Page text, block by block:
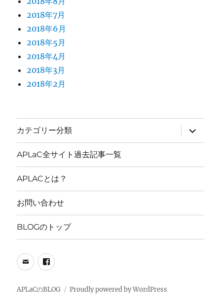
2018年7月
2018年6月
2018年5月
2018年4月
2018年3月
2018年2月
カテゴリー分類
サ
ブ
メ
ー
開
APLaC全サイト過去記事一覧
APLACとは？
お問い合わせ
BLOGのトップ
メ
ル
FB
APLaCのBLOG Proudly powered by WordPress